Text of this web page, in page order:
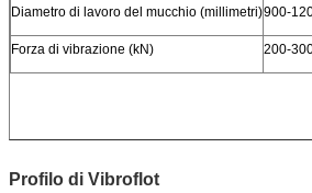
Diametro di lavoro del mucchio (millimetri)900-
Forza di vibrazione (kN) 200-
Profilo di Vibroflot